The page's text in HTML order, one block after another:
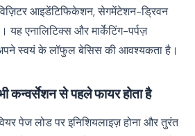
विज़िटर आइडेंटिफिकेशन, सेगमेंटेशन-ड्रिवन
एनालिटिक्स और मार्केटिंग-पर्पज़
स्वयं के लॉफुल बेसिस की आवश्यकता है।
कन्वर्सेशन से पहले फायर होता है
पेज लोड पर इनिशियलाइज़ होना और तुरंत